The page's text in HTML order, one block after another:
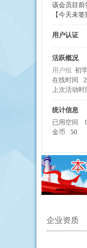
该会员目前
【今天未签
用户认证
活跃概况
用户组 初
在线时间
上次活动时
统计信息
已用空间
金币
50
企业资质